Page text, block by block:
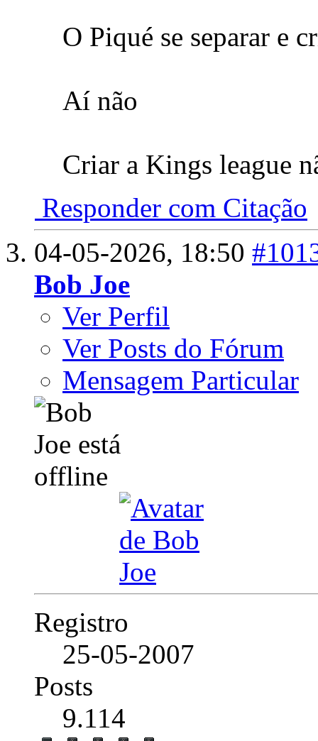
O Piqué se separar e
Aí não
Criar a Kings league
Responder com Citação
04-05-2026, 18:50
Bob Joe
Ver Perfil
Ver Posts do Fórum
Mensagem Particular
Registro
25-05-2007
Posts
9.114